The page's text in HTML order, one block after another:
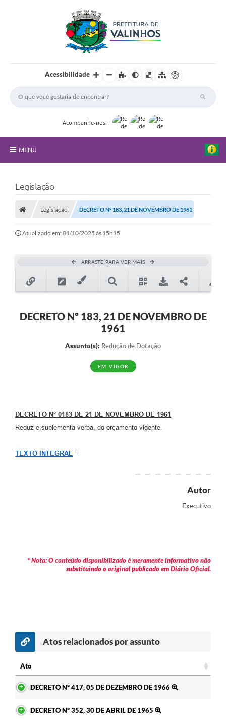
Acessibilidade
Acompanhe-nos:
MENU
Principal
Nossa Cidade
Secretarias
Transparência
Programa Famílias Fortes
Contratação de estagiário - estudante de Direito -
Galeria de Fotos
Arquivos para Download
Links
Serviços Online
Telefones Úteis
A Prefeitura
Enquete
Legislação
Legislação DECRETO Nº 183, 21 DE NOVEMBRO DE 1961
Atualizado em: 01/10/2025 às 15h15
ARRASTE PARA VER MAIS
DECRETO Nº 183, 21 DE NOVEMBRO DE
1961
Assunto(s): Redução de Dotação
EM VIGOR
DECRETO N° 0183 DE 21 DE NOVEMBRO DE 1961
Reduz e suplementa verba, do orçamento vigente.
TEXTO INTEGRAL
Autor
Executivo
* Nota: O conteúdo disponibilizado é meramente informativo não
substituindo o original publicado em Diário Oficial.
Atos relacionados por assunto
Ato
DECRETO Nº 417, 05 DE DEZEMBRO DE 1966
DECRETO Nº 352, 30 DE ABRIL DE 1965